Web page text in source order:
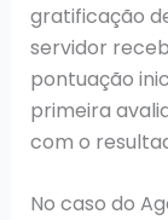
gratificação
servidor
pontuação
primeira
com o
No caso do